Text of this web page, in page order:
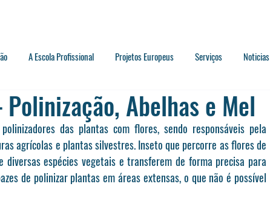
A Escola Profissional Projetos Europeus Serviços Noticias
Abelhas e Mel
das plantas com flores, sendo responsáveis pela
agrícolas e plantas silvestres. Inseto que percorre as flores de
espécies vegetais e transferem de forma precisa para
de polinizar plantas em áreas extensas, o que não é possível